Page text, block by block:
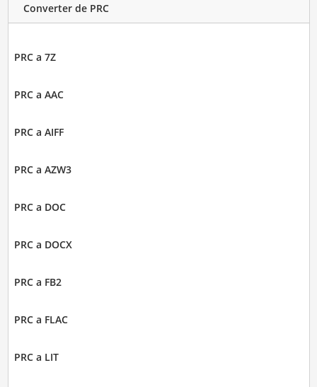
Converter de PRC
PRC a 7Z
PRC a AAC
PRC a AIFF
PRC a AZW3
PRC a DOC
PRC a DOCX
PRC a FB2
PRC a FLAC
PRC a LIT